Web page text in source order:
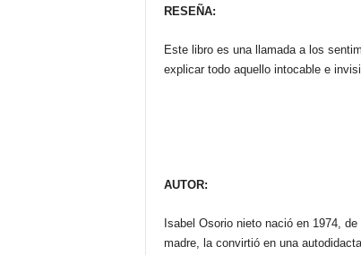
RESEÑA:
Este libro es una llamada a los
explicar todo aquello intocable e
AUTOR:
Isabel Osorio nieto nació en 1974,
madre, la convirtió en una